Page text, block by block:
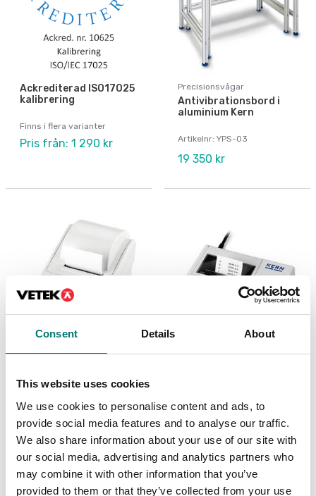
Consent Details About
This website uses cookies
We use cookies to personalise content and ads, to
provide social media features and to analyse our traffic.
We also share information about your use of our site with
our social media, advertising and analytics partners who
may combine it with other information that you’ve
provided to them or that they’ve collected from your use
Ackrediterad ISO17025
kalibrering
Finns i flera varianter
Pris från: 1 290 kr
Precisionsvågar
Antivibrationsbord i
aluminium Kern
Artikelnr: YPS-03
19 350 kr
Matrix nålprinter för
Kern vågar med
datainterface RS232
Artikelnr: 911-013
6 080 kr 4 990 kr